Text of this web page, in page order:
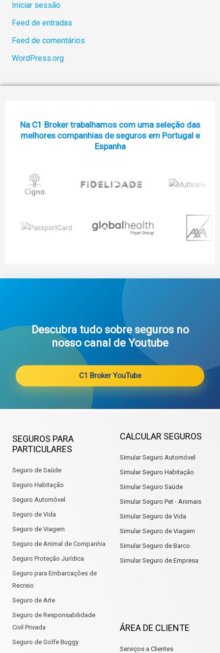
Iniciar sessão
Feed de entradas
Feed de comentários
WordPress.org
Na C1 Broker trabalhamos com uma seleção das
melhores companhias de seguros em Portugal e
Espanha
Descubra tudo sobre seguros no
nosso canal de Youtube
C1 Broker YouTube
SEGUROS PARA
PARTICULARES
Seguro de Saúde
Seguro Habitação
Seguro Automóvel
Seguro de Vida
Seguro de Viagem
Seguro de Animal de Companhia
Seguro Proteção Jurídica
Seguro para Embarcações de
Recreio
Seguro de Arte
Seguro de Responsabilidade
Civil Privada
Seguro de Golfe Buggy
CALCULAR SEGUROS
Simular Seguro Automóvel
Simular Seguro Habitação
Simular Seguro Saúde
Simular Seguro Pet - Animais
Simular Seguro de Vida
Simular Seguro de Viagem
Simular Seguro de Barco
Simular Seguro de Empresa
ÁREA DE CLIENTE
Serviços a Clientes